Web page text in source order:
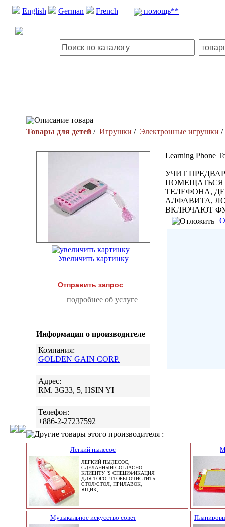
English German French | помощь**
Описание товара
Товары для детей / Игрушки / Электронные игрушки /
Увеличить картинку
Отправить запрос
подробнее об услуге
Информация о производителе
Компания:
GOLDEN GAIN CORP.
Адрес:
RM. 3G33, 5, HSIN YI
Телефон:
+886-2-27237592
Learning Phone
УЧИТ
ПОМЕЩАТЬСЯ
ТЕЛЕФОНА,
АЛФАВИТА,
ВКЛЮЧАЮТ
Другие товары этого производителя :
Легкий пылесос
ЛЕГКИЙ ПЫЛЕСОС,
СДЕЛАННЫЙ СОГЛАСНО
КЛИЕНТУ `S СПЕЦИФИКАЦИЯ
ДЛЯ ТОГО, ЧТОБЫ ОЧИСТИТЬ
СТОЛ/СТОЛ, ПРИЛАВОК,
ЯЩИК,
Музыкальное искусство совет